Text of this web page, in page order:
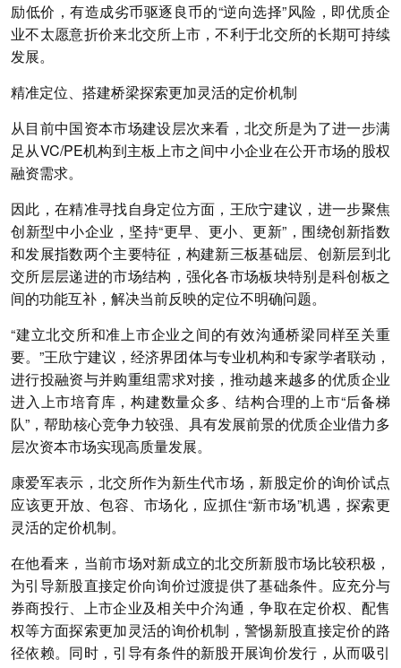
励低价，有造成劣币驱逐良币的“逆向选择”风险，即优质企
业不太愿意折价来北交所上市，不利于北交所的长期可持续
发展。
精准定位、搭建桥梁探索更加灵活的定价机制
从目前中国资本市场建设层次来看，北交所是为了进一步满
足从VC/PE机构到主板上市之间中小企业在公开市场的股权
融资需求。
因此，在精准寻找自身定位方面，王欣宁建议，进一步聚焦
创新型中小企业，坚持“更早、更小、更新”，围绕创新指数
和发展指数两个主要特征，构建新三板基础层、创新层到北
交所层层递进的市场结构，强化各市场板块特别是科创板之
间的功能互补，解决当前反映的定位不明确问题。
“建立北交所和准上市企业之间的有效沟通桥梁同样至关重
要。”王欣宁建议，经济界团体与专业机构和专家学者联动，
进行投融资与并购重组需求对接，推动越来越多的优质企业
进入上市培育库，构建数量众多、结构合理的上市“后备梯
队”，帮助核心竞争力较强、具有发展前景的优质企业借力多
层次资本市场实现高质量发展。
康爱军表示，北交所作为新生代市场，新股定价的询价试点
应该更开放、包容、市场化，应抓住“新市场”机遇，探索更
灵活的定价机制。
在他看来，当前市场对新成立的北交所新股市场比较积极，
为引导新股直接定价向询价过渡提供了基础条件。应充分与
券商投行、上市企业及相关中介沟通，争取在定价权、配售
权等方面探索更加灵活的询价机制，警惕新股直接定价的路
径依赖。同时，引导有条件的新股开展询价发行，从而吸引